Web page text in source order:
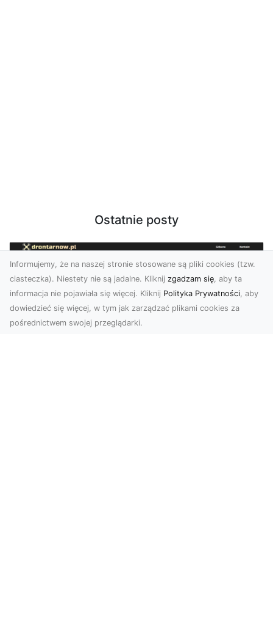
Ostatnie posty
Informujemy, że na naszej stronie stosowane są pliki cookies (tzw.
ciasteczka). Niestety nie są jadalne. Kliknij zgadzam się, aby ta
informacja nie pojawiała się więcej. Kliknij Polityka Prywatności, aby
dowiedzieć się więcej, w tym jak zarządzać plikami cookies za
pośrednictwem swojej przeglądarki.